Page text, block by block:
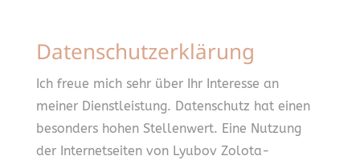
Datenschutzerklärung
Ich freue mich sehr über Ihr Interesse an
meiner Dienstleistung. Datenschutz hat einen
besonders hohen Stellenwert. Eine Nutzung
der Internetseiten von Lyubov Zolota-